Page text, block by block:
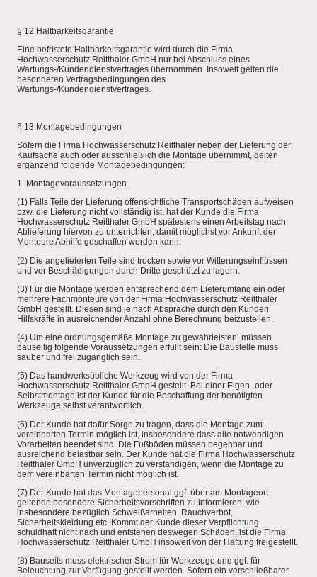
§ 12 Haltbarkeitsgarantie
Eine befristete Haltbarkeitsgarantie wird durch die Firma
Hochwasserschutz Reitthaler GmbH nur bei Abschluss eines
Wartungs-/Kundendienstvertrages übernommen. Insoweit gelten die
besonderen Vertragsbedingungen des
Wartungs-/Kundendienstvertrages.
§ 13 Montagebedingungen
Sofern die Firma Hochwasserschutz Reitthaler neben der Lieferung der
Kaufsache auch oder ausschließlich die Montage übernimmt, gelten
ergänzend folgende Montagebedingungen:
1. Montagevoraussetzungen
(1) Falls Teile der Lieferung offensichtliche Transportschäden aufweisen
bzw. die Lieferung nicht vollständig ist, hat der Kunde die Firma
Hochwasserschutz Reitthaler GmbH spätestens einen Arbeitstag nach
Ablieferung hiervon zu unterrichten, damit möglichst vor Ankunft der
Monteure Abhilfe geschaffen werden kann.
(2) Die angelieferten Teile sind trocken sowie vor Witterungseinflüssen
und vor Beschädigungen durch Dritte geschützt zu lagern.
(3) Für die Montage werden entsprechend dem Lieferumfang ein oder
mehrere Fachmonteure von der Firma Hochwasserschutz Reitthaler
GmbH gestellt. Diesen sind je nach Absprache durch den Kunden
Hilfskräfte in ausreichender Anzahl ohne Berechnung beizustellen.
(4) Um eine ordnungsgemäße Montage zu gewährleisten, müssen
bauseitig folgende Voraussetzungen erfüllt sein: Die Baustelle muss
sauber und frei zugänglich sein.
(5) Das handwerksübliche Werkzeug wird von der Firma
Hochwasserschutz Reitthaler GmbH gestellt. Bei einer Eigen- oder
Selbstmontage ist der Kunde für die Beschaffung der benötigten
Werkzeuge selbst verantwortlich.
(6) Der Kunde hat dafür Sorge zu tragen, dass die Montage zum
vereinbarten Termin möglich ist, insbesondere dass alle notwendigen
Vorarbeiten beendet sind. Die Fußböden müssen begehbar und
ausreichend belastbar sein. Der Kunde hat die Firma Hochwasserschutz
Reitthaler GmbH unverzüglich zu verständigen, wenn die Montage zu
dem vereinbarten Termin nicht möglich ist.
(7) Der Kunde hat das Montagepersonal ggf. über am Montageort
geltende besondere Sicherheitsvorschriften zu informieren, wie
insbesondere bezüglich Schweißarbeiten, Rauchverbot,
Sicherheitskleidung etc. Kommt der Kunde dieser Verpflichtung
schuldhaft nicht nach und entstehen deswegen Schäden, ist die Firma
Hochwasserschutz Reitthaler GmbH insoweit von der Haftung freigestellt.
(8) Bauseits muss elektrischer Strom für Werkzeuge und ggf. für
Beleuchtung zur Verfügung gestellt werden. Sofern ein verschließbarer